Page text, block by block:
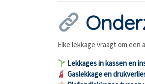
Elke lekkage vraagt om
Lekkages in kassen en
Gaslekkage en